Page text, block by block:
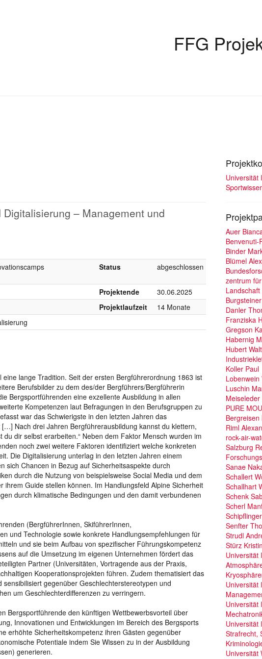
FFG
– Management und
Status abgeschlossen
Projektende
30.06.2025
Projektlaufzeit
14 Monate
lange Tradition. Seit der ersten Bergführerordnung 1863 ist
Berufsbilder zu dem des/der Bergführers/Bergführerin
Bergsportführenden eine exzellente Ausbildung in allen
Kompetenzen laut Befragungen in den Berufsgruppen zu
war das Schwierigste in den letzten Jahren das
Nach drei Jahren Bergführerausbildung kannst du klettern,
dir selbst erarbeiten.“ Neben dem Faktor Mensch wurden im
noch zwei weitere Faktoren identifiziert welche konkreten
Die Digitalisierung unterlag in den letzten Jahren einem
sich Chancen in Bezug auf Sicherheitsaspekte durch
durch die Nutzung von beispielsweise Social Media und dem
Guide stellen können. Im Handlungsfeld Alpine Sicherheit
durch klimatische Bedingungen und den damit verbundenen
(BergführerInnen, SkiführerInnen,
und Technologie sowie konkrete Handlungsempfehlungen für
und sie beim Aufbau von spezifischer Führungskompetenz
auf die Umsetzung im eigenen Unternehmen fördert das
Partner (Universitäten, Vortragende aus der Praxis,
Kooperationsprojekten führen. Zudem thematisiert das
gegenüber Geschlechterstereotypen und
um Geschlechterdifferenzen zu verringern.
Bergsportführende den künftigen Wettbewerbsvorteil über
Innovationen und Entwicklungen im Bereich des Bergsports
erhöhte Sicherheitskompetenz ihren Gästen gegenüber
Potentiale indem Sie Wissen zu in der Ausbildung
generieren.
Universität
Auer
Benvenuti-
Binder
Blümel
zentrum
Landschaft
Danler
Franziska
Gregson
Habernig
Hubert
Koller Paul
Lobenwein
Luschin
Meiseleder
PURE
Bergreisen
Riml
rock-air-
Salzburg
Sanae
Schallert
Schallhart
Schenk
Scherl
Senfter
Strudl
Stürz
Universität
Universität
Universität
Universität
Strafrecht,
Universität